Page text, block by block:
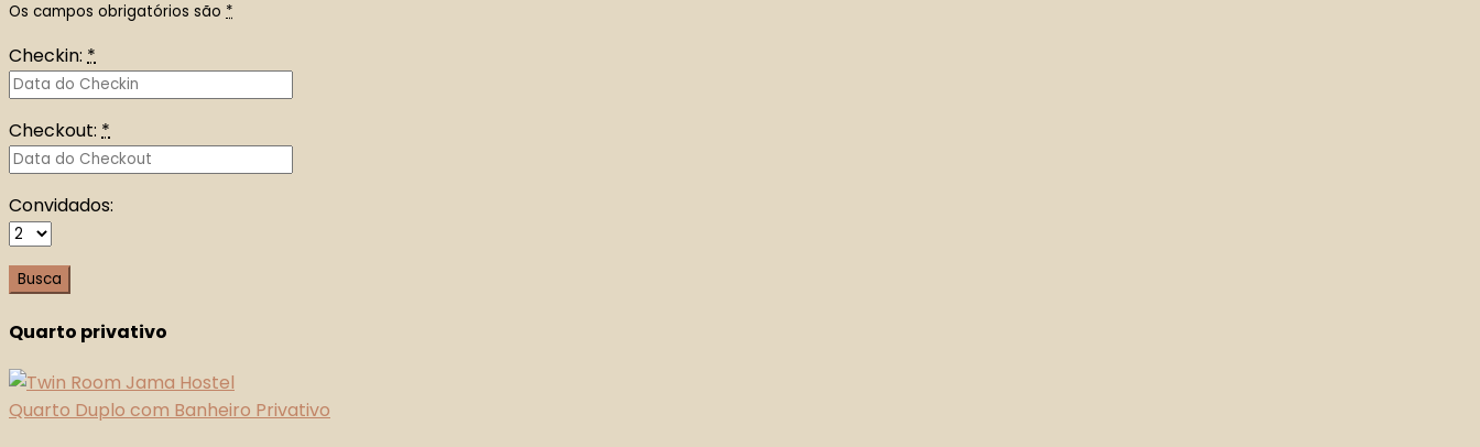
Os campos obrigatórios são *
Checkin: *
Checkout: *
Convidados:
Quarto privativo
Quarto Duplo com Banheiro Privativo